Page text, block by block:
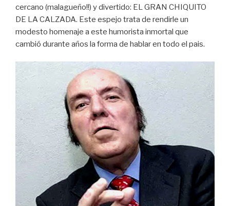
cercano (malagueño!!) y divertido: EL GRAN CHIQUITO
DE LA CALZADA. Este espejo trata de rendirle un
modesto homenaje a este humorista inmortal que
cambió durante años la forma de hablar en todo el pais.